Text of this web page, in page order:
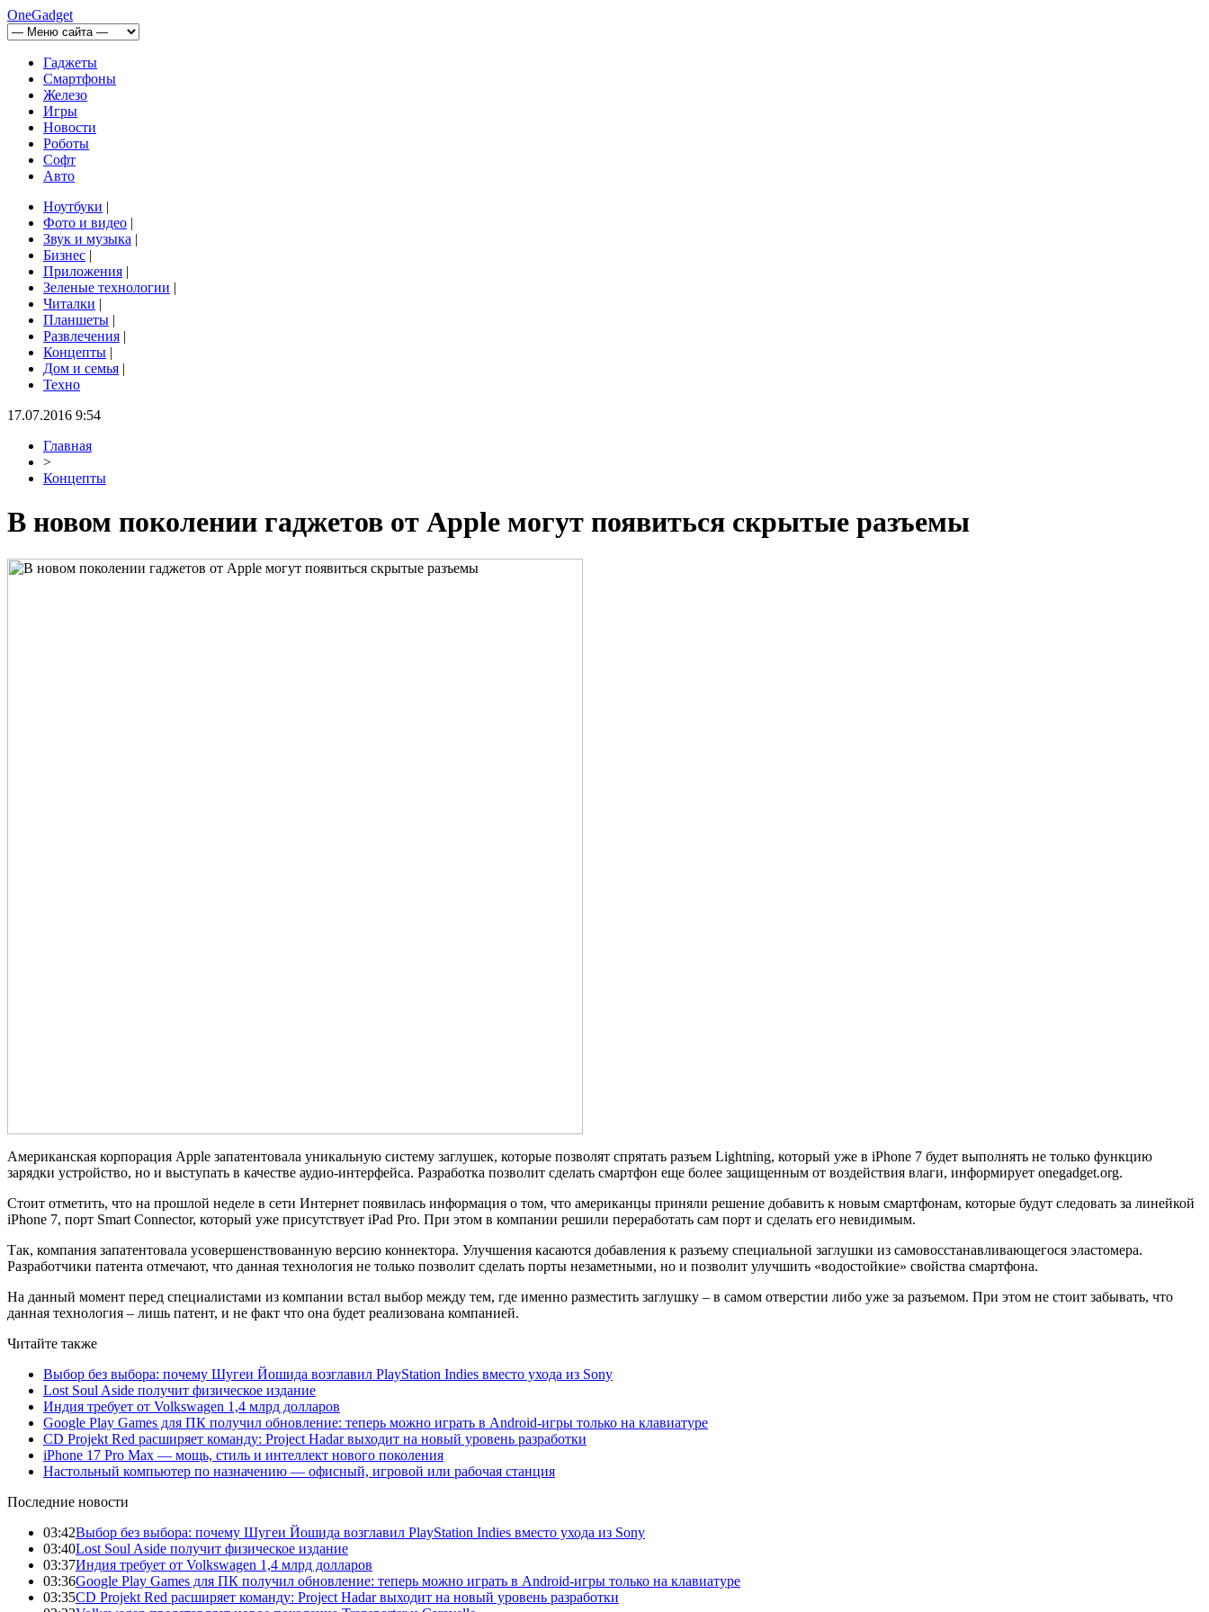
OneGadget
Гаджеты
Смартфоны
Железо
Игры
Новости
Роботы
Софт
Авто
Ноутбуки |
Фото и видео |
Звук и музыка |
Бизнес |
Приложения |
Зеленые технологии |
Читалки |
Планшеты |
Развлечения |
Концепты |
Дом и семья |
Техно
17.07.2016 9:54
Главная
>
Концепты
В новом поколении гаджетов от Apple могут появиться скрытые разъемы
Американская корпорация Apple запатентовала уникальную систему заглушек, которые позволят спрятать разъем Lightning, который уже в iPhone 7 будет выполнять не только функцию
зарядки устройство, но и выступать в качестве аудио-интерфейса. Разработка позволит сделать смартфон еще более защищенным от воздействия влаги, информирует onegadget.org.
Стоит отметить, что на прошлой неделе в сети Интернет появилась информация о том, что американцы приняли решение добавить к новым смартфонам, которые будут следовать за линейкой
iPhone 7, порт Smart Connector, который уже присутствует iPad Pro. При этом в компании решили переработать сам порт и сделать его невидимым.
Так, компания запатентовала усовершенствованную версию коннектора. Улучшения касаются добавления к разъему специальной заглушки из самовосстанавливающегося эластомера.
Разработчики патента отмечают, что данная технология не только позволит сделать порты незаметными, но и позволит улучшить «водостойкие» свойства смартфона.
На данный момент перед специалистами из компании встал выбор между тем, где именно разместить заглушку – в самом отверстии либо уже за разъемом. При этом не стоит забывать, что
данная технология – лишь патент, и не факт что она будет реализована компанией.
Читайте также
Выбор без выбора: почему Шугеи Йошида возглавил PlayStation Indies вместо ухода из Sony
Lost Soul Aside получит физическое издание
Индия требует от Volkswagen 1,4 млрд долларов
Google Play Games для ПК получил обновление: теперь можно играть в Android-игры только на клавиатуре
CD Projekt Red расширяет команду: Project Hadar выходит на новый уровень разработки
iPhone 17 Pro Max — мощь, стиль и интеллект нового поколения
Настольный компьютер по назначению — офисный, игровой или рабочая станция
Последние новости
03:42Выбор без выбора: почему Шугеи Йошида возглавил PlayStation Indies вместо ухода из Sony
03:40Lost Soul Aside получит физическое издание
03:37Индия требует от Volkswagen 1,4 млрд долларов
03:36Google Play Games для ПК получил обновление: теперь можно играть в Android-игры только на клавиатуре
03:35CD Projekt Red расширяет команду: Project Hadar выходит на новый уровень разработки